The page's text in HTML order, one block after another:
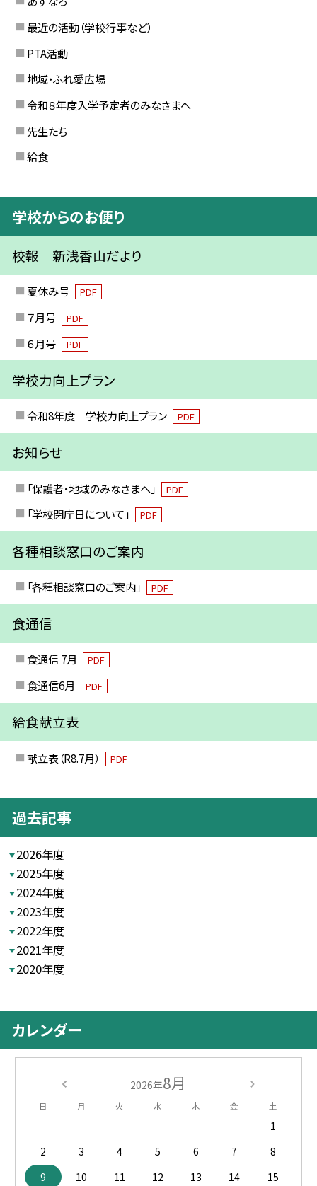
最近の活動（学校行事など）
PTA活動
地域・ふれ愛広場
令和８年度入学予定者のみなさまへ
先生たち
給食
学校からのお便り
校報 新浅香山だより
夏休み号 PDF
７月号 PDF
６月号 PDF
学校力向上プラン
令和8年度 学校力向上プラン PDF
お知らせ
「保護者・地域のみなさまへ」 PDF
「学校閉庁日について」 PDF
各種相談窓口のご案内
「各種相談窓口のご案内」 PDF
食通信
食通信 7月 PDF
食通信6月 PDF
給食献立表
献立表（R8.7月） PDF
過去記事
2026年度
2025年度
2024年度
2023年度
2022年度
2021年度
2020年度
カレンダー
2026年8月
日 月 火 水 木 金 土
1
2
3 4 5 6 7
8
9
10 11 12 13 14
15